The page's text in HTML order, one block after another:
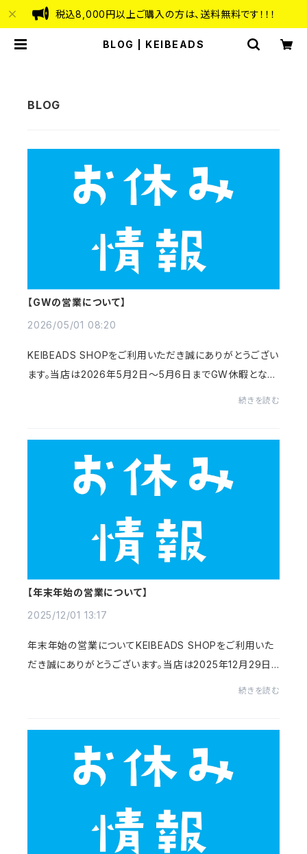
税込8,000円以上ご購入の方は、送料無料です！！！
BLOG | KEIBEADS
【GWの営業について】
2026/05/01 08:20
KEIBEADS SHOPをご利用いただき誠にありがとうござい
ます。当店は2026年5月2日～5月6日までGW休暇となり
続きを読む
【年末年始の営業について】
2025/12/01 13:17
年末年始の営業についてKEIBEADS SHOPをご利用いた
だき誠にありがとうございます。当店は2025年12月29日
続きを読む